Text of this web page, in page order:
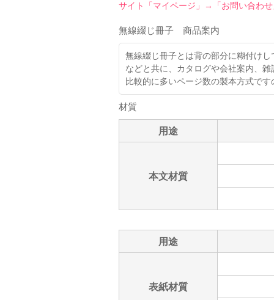
サイト「マイページ」→「お問い合わ
無線綴じ冊子 商品案内
無線綴じ冊子とは背の部分に糊付け
などと共に、カタログや会社案内、
比較的に多いページ数の製本方式で
材質
用途
本文材質
用途
表紙材質